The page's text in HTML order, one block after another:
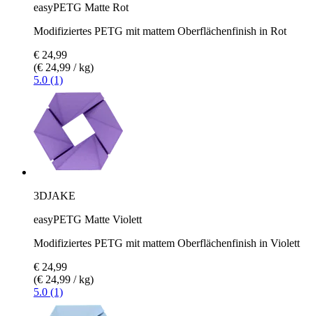
easyPETG Matte Rot
Modifiziertes PETG mit mattem Oberflächenfinish in Rot
€ 24,99
(€ 24,99 / kg)
5.0 (1)
3DJAKE
easyPETG Matte Violett
Modifiziertes PETG mit mattem Oberflächenfinish in Violett
€ 24,99
(€ 24,99 / kg)
5.0 (1)